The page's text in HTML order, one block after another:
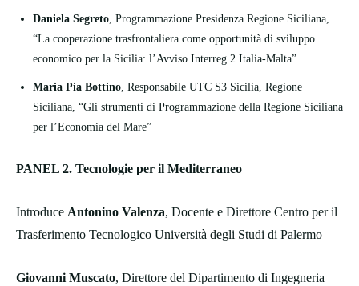
Daniela Segreto, Programmazione Presidenza Regione Siciliana,
“La cooperazione trasfrontaliera come opportunità di sviluppo
economico per la Sicilia: l’Avviso Interreg 2 Italia-Malta”
Maria Pia Bottino, Responsabile UTC S3 Sicilia, Regione
Siciliana, “Gli strumenti di Programmazione della Regione Siciliana
per l’Economia del Mare”
PANEL 2. Tecnologie per il Mediterraneo
Introduce Antonino Valenza, Docente e Direttore Centro per il
Trasferimento Tecnologico Università degli Studi di Palermo
Giovanni Muscato, Direttore del Dipartimento di Ingegneria